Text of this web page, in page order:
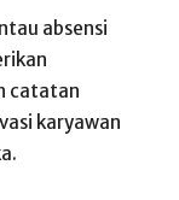
absensi
catatan
karyawan